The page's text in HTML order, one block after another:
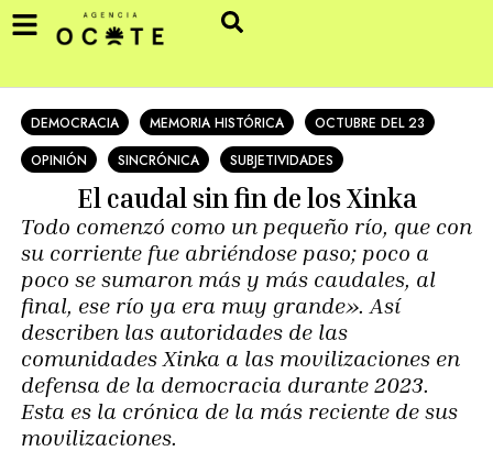
DEMOCRACIA MEMORIA HISTÓRICA
OCTUBRE DEL 23
OPINIÓN
SINCRÓNICA SUBJETIVIDADES
El caudal sin fin de los Xinka
Todo comenzó como un pequeño río, que con
su corriente fue abriéndose paso; poco a
poco se sumaron más y más caudales, al
final, ese río ya era muy grande». Así
describen las autoridades de las
comunidades Xinka a las movilizaciones en
defensa de la democracia durante 2023.
Esta es la crónica de la más reciente de sus
movilizaciones.